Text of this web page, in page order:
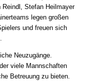
Reindl, Stefan Heilmayer
legen großen
und freuen sich
Neuzugänge.
viele Mannschaften
Betreuung zu bieten.